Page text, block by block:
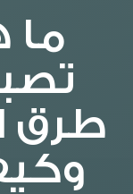
ما
طرق